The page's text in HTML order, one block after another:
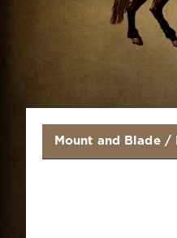
Mount and Blade/